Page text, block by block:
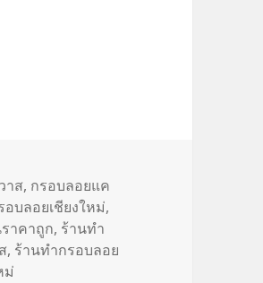
าส, กรอบลอยแค
อบลอยเชียงใหม่,
าคาถูก, ร้านทำ
, ร้านทำกรอบลอย
ม่